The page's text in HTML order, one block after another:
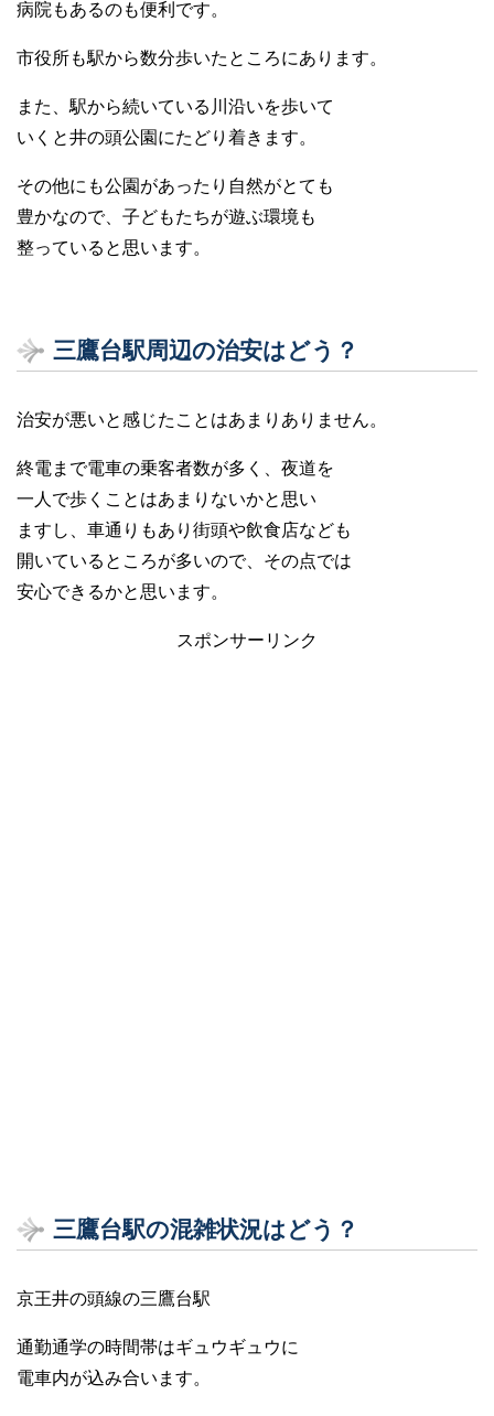
病院もあるのも便利です。
市役所も駅から数分歩いたところにあります。
また、駅から続いている川沿いを歩いて
いくと井の頭公園にたどり着きます。
その他にも公園があったり自然がとても
豊かなので、子どもたちが遊ぶ環境も
整っていると思います。
三鷹台駅周辺の治安はどう？
治安が悪いと感じたことはあまりありません。
終電まで電車の乗客者数が多く、夜道を
一人で歩くことはあまりないかと思い
ますし、車通りもあり街頭や飲食店なども
開いているところが多いので、その点では
安心できるかと思います。
スポンサーリンク
三鷹台駅の混雑状況はどう？
京王井の頭線の三鷹台駅
通勤通学の時間帯はギュウギュウに
電車内が込み合います。